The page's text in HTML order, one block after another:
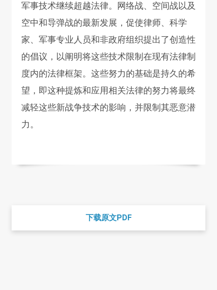
军事技术继续超越法律。网络战、空间战以及
空中和导弹战的最新发展，促使律师、科学
家、军事专业人员和非政府组织提出了创造性
的倡议，以阐明将这些技术限制在现有法律制
度内的法律框架。这些努力的基础是持久的希
望，即这种提炼和应用相关法律的努力将最终
减轻这些新战争技术的影响，并限制其恶意潜
力。
下载原文PDF